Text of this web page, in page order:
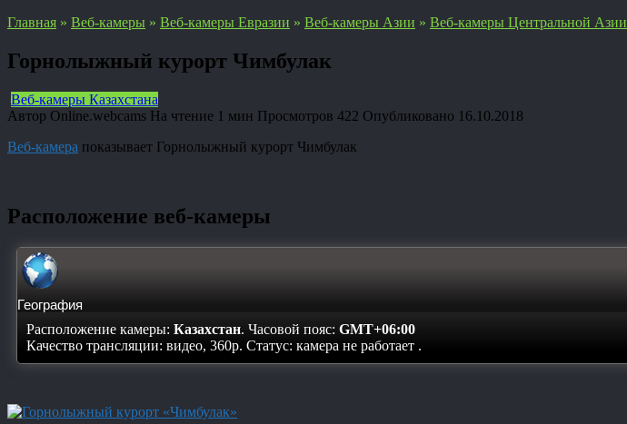
Главная » Веб-камеры » Веб-камеры Евразии » Веб-камеры Азии » Веб-камеры Центральной Азии
Горнолыжный курорт Чимбулак
Веб-камеры Казахстана
Автор Online.webcams На чтение 1 мин Просмотров 422 Опубликовано 16.10.2018
Веб-камера показывает Горнолыжный курорт Чимбулак
Расположение веб-камеры
География
Расположение камеры: Казахстан. Часовой пояс: GMT+06:00
Качество трансляции: видео, 360p. Статус: камера не работает .